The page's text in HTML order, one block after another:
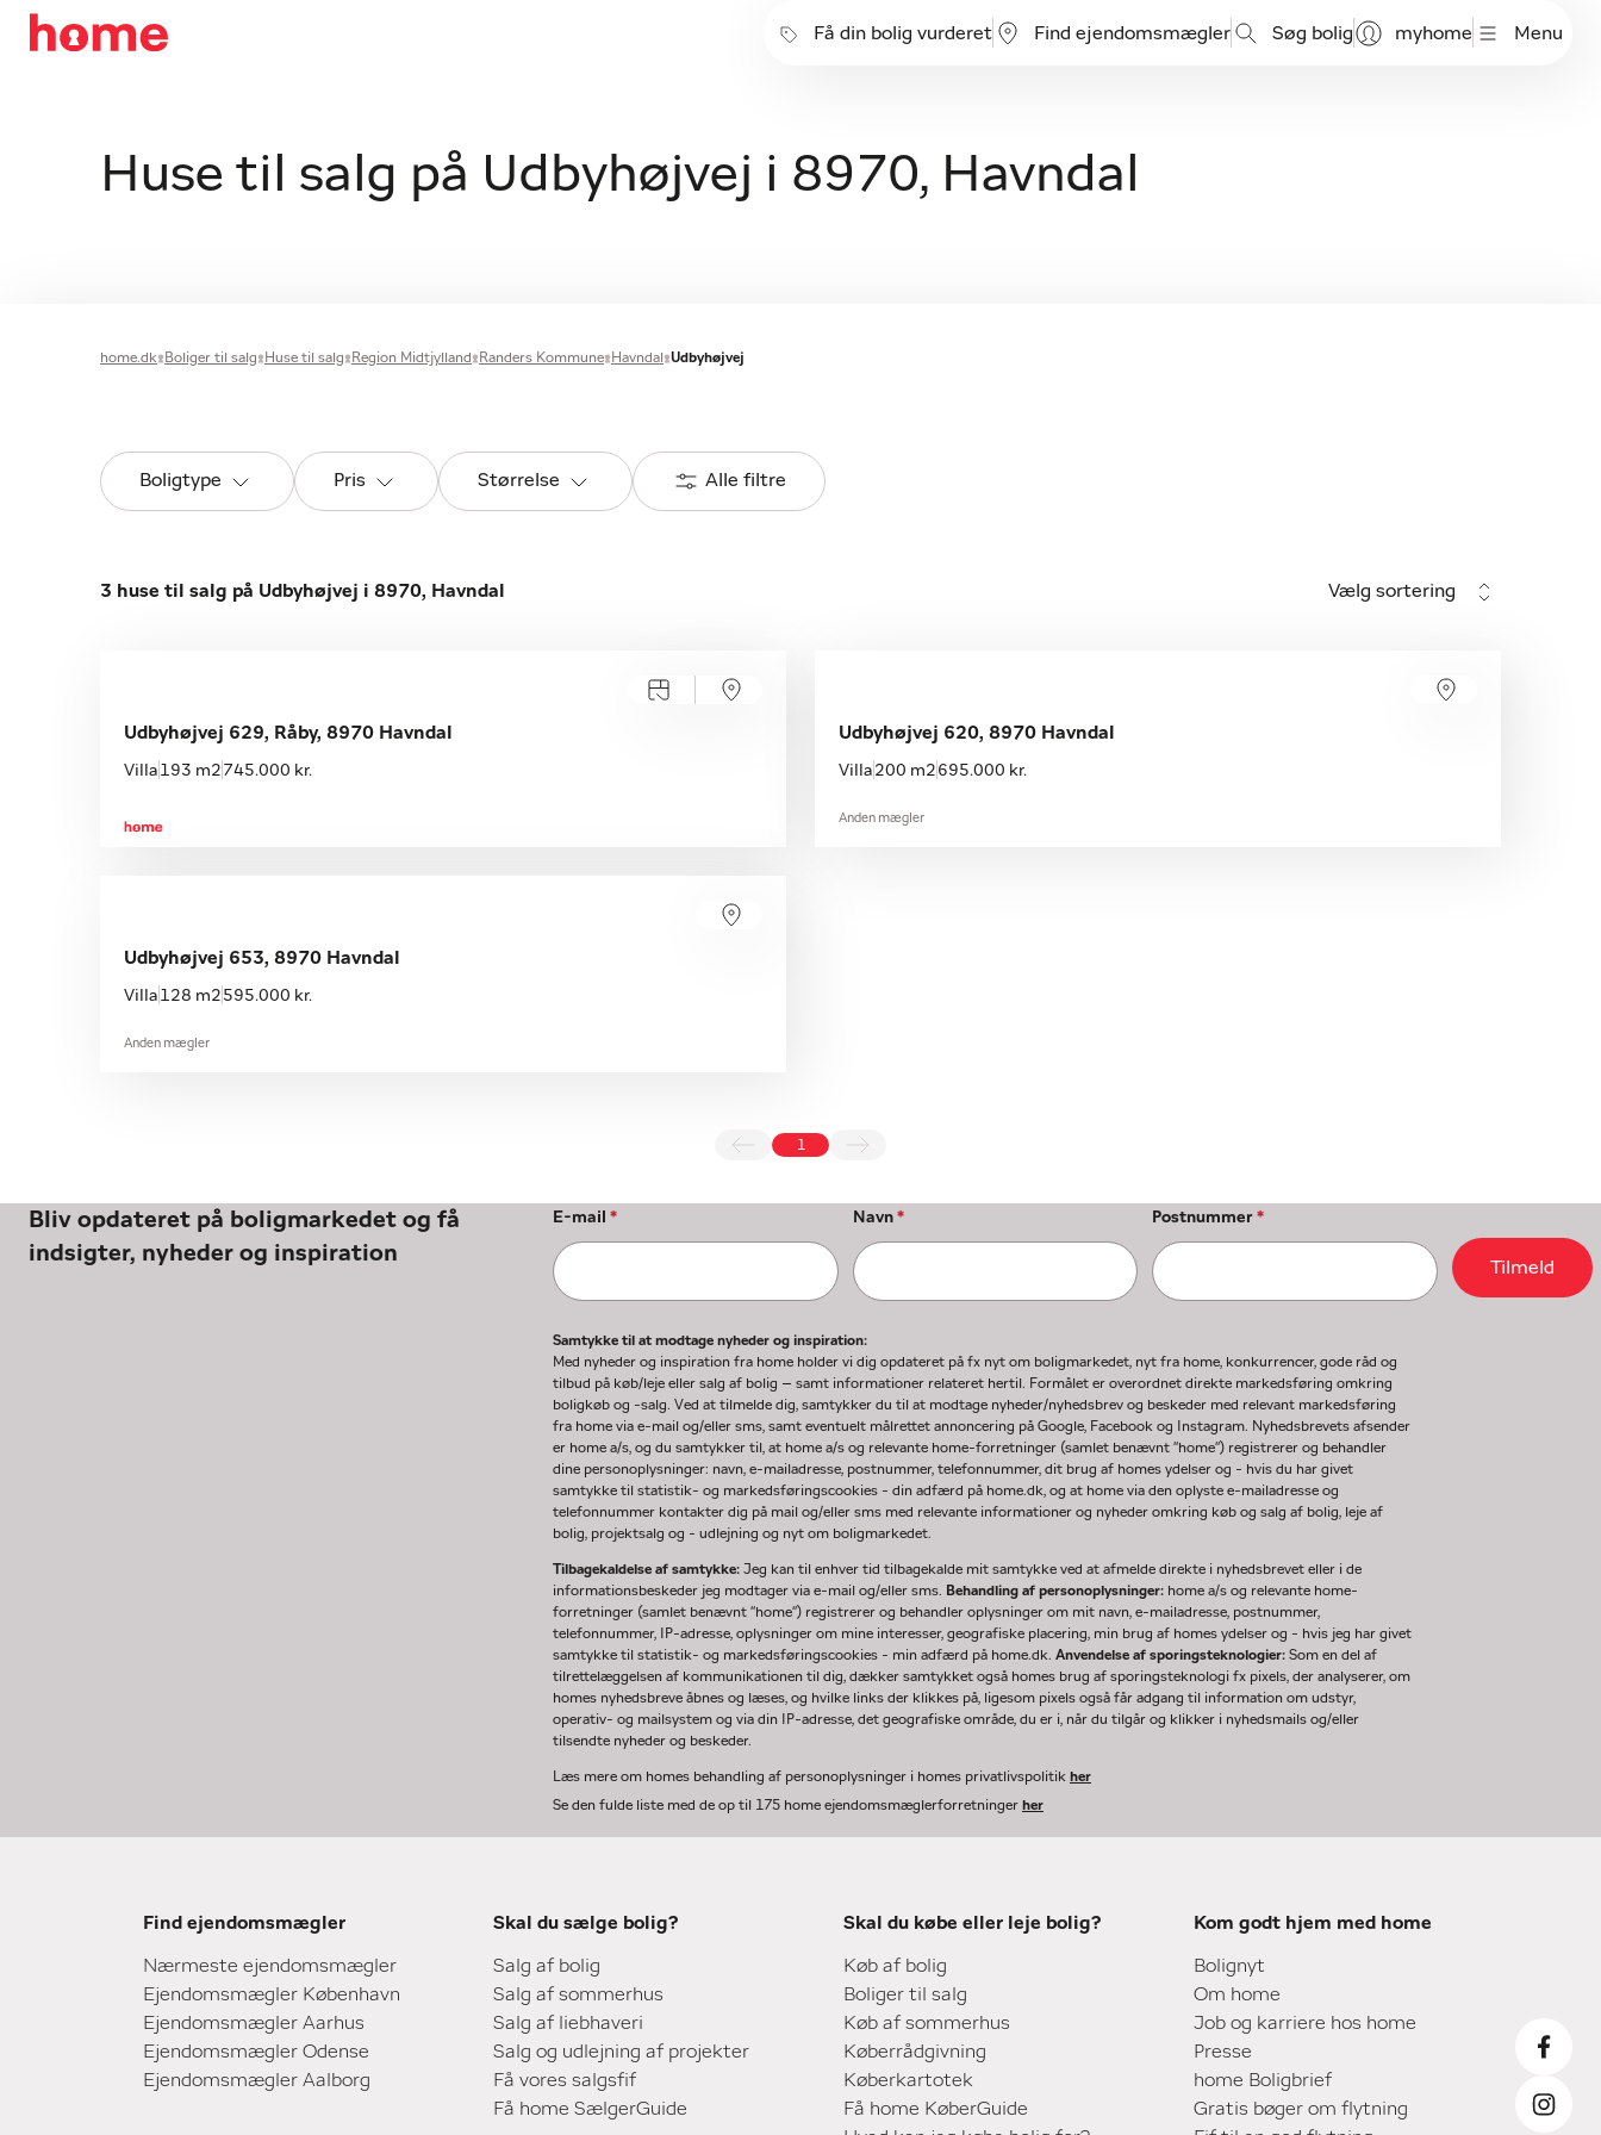
Få din bolig vurderet Find ejendomsmægler Søg bolig myhome Menu
Huse til salg på Udbyhøjvej i 8970, Havndal
home.dk Boliger til salg Huse til salg Region Midtjylland Randers Kommune Havndal Udbyhøjvej
Boligtype Pris Størrelse Alle filtre
3 huse til salg på Udbyhøjvej i 8970, Havndal Vælg sortering
Udbyhøjvej 629, Råby, 8970 Havndal
Villa 193 m2 745.000 kr.
Udbyhøjvej 620, 8970 Havndal
Villa 200 m2 695.000 kr.
Anden mægler
Udbyhøjvej 653, 8970 Havndal
Villa 128 m2 595.000 kr.
Anden mægler
1
Bliv opdateret på boligmarkedet og få
indsigter, nyheder og inspiration
E-mail * Navn * Postnummer*
Tilmeld
Samtykke til at modtage nyheder og inspiration:
Med nyheder og inspiration fra home holder vi dig opdateret på fx nyt om boligmarkedet, nyt fra home, konkurrencer, gode råd og
tilbud på køb/leje eller salg af bolig – samt informationer relateret hertil. Formålet er overordnet direkte markedsføring omkring
boligkøb og -salg. Ved at tilmelde dig, samtykker du til at modtage nyheder/nyhedsbrev og beskeder med relevant markedsføring
fra home via e-mail og/eller sms, samt eventuelt målrettet annoncering på Google, Facebook og Instagram. Nyhedsbrevets afsender
er home a/s, og du samtykker til, at home a/s og relevante home-forretninger (samlet benævnt "home") registrerer og behandler
dine personoplysninger: navn, e-mailadresse, postnummer, telefonnummer, dit brug af homes ydelser og - hvis du har givet
samtykke til statistik- og markedsføringscookies - din adfærd på home.dk, og at home via den oplyste e-mailadresse og
telefonnummer kontakter dig på mail og/eller sms med relevante informationer og nyheder omkring køb og salg af bolig, leje af
bolig, projektsalg og - udlejning og nyt om boligmarkedet.
Tilbagekaldelse af samtykke:Jeg kan til enhver tid tilbagekalde mit samtykke ved at afmelde direkte i nyhedsbrevet eller i de
informationsbeskeder jeg modtager via e-mail og/eller sms. Behandling af personoplysninger: home a/s og relevante home-
forretninger (samlet benævnt "home") registrerer og behandler oplysninger om mit navn, e-mailadresse, postnummer,
telefonnummer, IP-adresse, oplysninger om mine interesser, geografiske placering, min brug af homes ydelser og - hvis jeg har givet
samtykke til statistik- og markedsføringscookies - min adfærd på home.dk. Anvendelse af sporingsteknologier:Som en del af
tilrettelæggelsen af kommunikationen til dig, dækker samtykket også homes brug af sporingsteknologi fx pixels, der analyserer, om
homes nyhedsbreve åbnes og læses, og hvilke links der klikkes på, ligesom pixels også får adgang til information om udstyr,
operativ- og mailsystem og via din IP-adresse, det geografiske område, du er i, når du tilgår og klikker i nyhedsmails og/eller
tilsendte nyheder og beskeder.
Læs mere om homes behandling af personoplysninger i homes privatlivspolitik her
Se den fulde liste med de op til 175 home ejendomsmæglerforretninger her
Find ejendomsmægler
Nærmeste ejendomsmægler
Ejendomsmægler København
Ejendomsmægler Aarhus
Ejendomsmægler Odense
Ejendomsmægler Aalborg
Skal du sælge bolig?
Salg af bolig
Salg af sommerhus
Salg af liebhaveri
Salg og udlejning af projekter
Få vores salgsfif
Få home SælgerGuide
Skal du købe eller leje bolig?
Køb af bolig
Boliger til salg
Køb af sommerhus
Køberrådgivning
Køberkartotek
Få home KøberGuide
Kom godt hjem med home
Bolignyt
Om home
Job og karriere hos home
Presse
home Boligbrief
Gratis bøger om flytning